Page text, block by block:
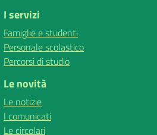
I servizi
Famiglie e studenti
Personale scolastico
Percorsi di studio
Le novità
Le notizie
I comunicati
Le circolari